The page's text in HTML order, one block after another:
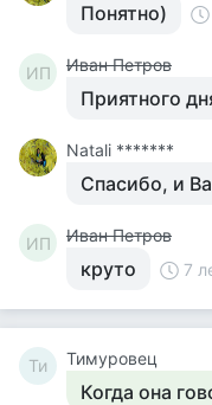
Понятно)
ИП Иван Петров
Приятного
Natali *******
Спасибо, и
ИП Иван Петров
круто 7
Ти Тимуровец
Когда она